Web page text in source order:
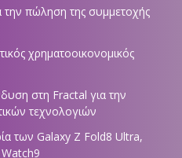
πώληση της συμμετοχής
χρηματοοικονομικός
στη Fractal για την
τεχνολογιών
των Galaxy Z Fold8 Ultra,